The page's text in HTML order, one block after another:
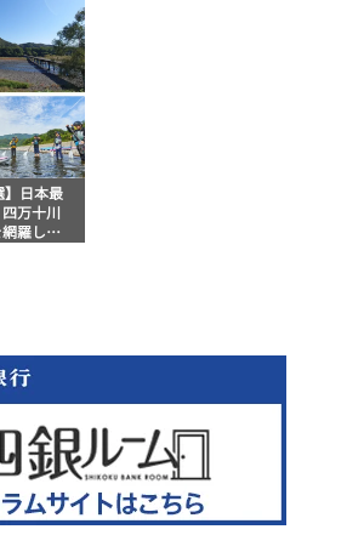
】日本最
万十川
羅した